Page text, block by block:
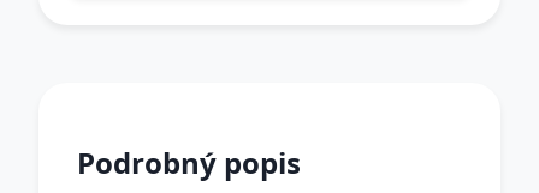
Podrobný popis